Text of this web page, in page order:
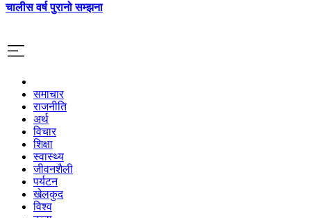
चालीस वर्ष पुरानो सम्झना
समाचार
राजनीति
अर्थ
विचार
शिक्षा
स्वास्थ्य
जीवनशैली
पर्यटन
खेलकुद
विश्व